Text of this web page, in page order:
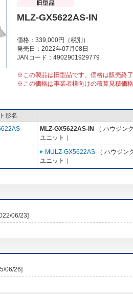
MLZ-GX5622AS-IN
価格：339,000円（税別）
発売日：2022年07月08日
JANコード：4902901929779
※この製品は旧型品です。価格は販売終
※この価格は事業者様向けの積算見積価
形名
MLZ-GX5622AS-IN
（ ハウジン
ユニット ）
MULZ-GX5622AS （ ハウジン
ユニット ）
06/23]
06/26]